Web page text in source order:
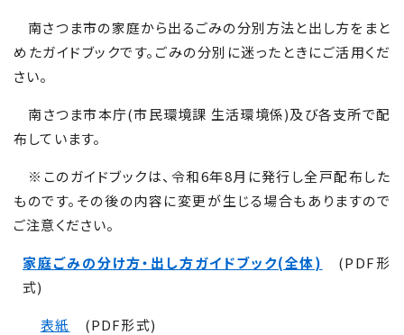
南さつま市の家庭から出るごみの分別方法と出し方をまと
めたガイドブックです。ごみの分別に迷ったときにご活用くだ
さい。
南さつま市本庁(市民環境課 生活環境係)及び各支所で配
布しています。
※このガイドブックは、令和6年8月に発行し全戸配布した
ものです。その後の内容に変更が生じる場合もありますので
ご注意ください。
家庭ごみの分け方・出し方ガイドブック(全体)
(PDF形
式)
表紙
(PDF形式)